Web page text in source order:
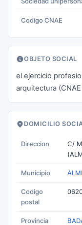
Codigo CNAE
OBJETO SOCIAL
el ejercicio
arquitectura (CNAE
DOMICILIO
Direccion
C/
Municipio
Codigo
postal
Provincia